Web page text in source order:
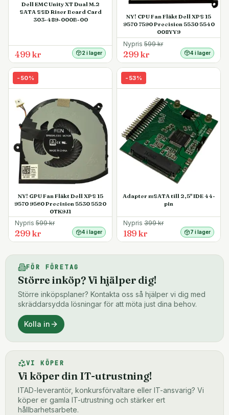
Dell EMC Unity XT Dual M.2
SATA SSD Riser Board Card
303-489-000B-00
499 kr 2 i lager
NY! CPU Fan Fläkt Dell XPS 15
9570 7590 Precision 5530 5540
008YY9
Nypris 599kr
299 kr 4 i lager
- 50%
NY! GPU Fan Fläkt Dell XPS 15
9570 9560 Precision 5530 5520
0TK9J1
Nypris 599kr
299 kr 4 i lager
- 53%
Adapter mSATA till 2,5" IDE 44-
pin
Nypris 399kr
189 kr 7 i lager
FÖR FÖRETAG
Större inköp? Vi hjälper dig!
Större inköpsplaner? Kontakta oss så hjälper vi dig med
skräddarsydda lösningar för att möta just dina behov.
Kolla in
VI KÖPER
Vi köper din IT-utrustning!
ITAD-leverantör, konkursförvaltare eller IT-ansvarig? Vi
köper er gamla IT-utrustning och stärker ert
hållbarhetsarbete.